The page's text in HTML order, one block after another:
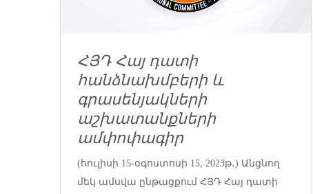
ՀՅԴ Հայ դատի
հանձնախմբերի և
գրասենյակների
աշխատանքների
ամփոփագիր
(հուլիսի 15-օգոստոսի 15, 2023թ․) Անցնող
մեկ ամսվա ընթացքում ՀՅԴ Հայ դատի